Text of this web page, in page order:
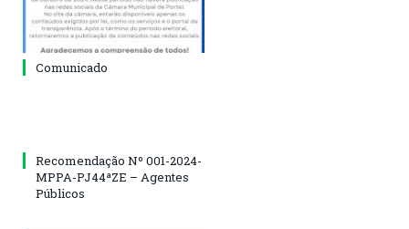
Comunicado
Recomendação Nº 001-2024-
MPPA-PJ44ªZE – Agentes
Públicos